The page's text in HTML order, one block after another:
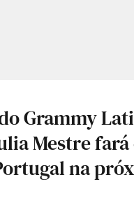
Grammy
Mestre
na